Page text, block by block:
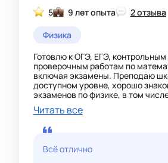
5 9 лет опыта
2 отзыва
Физика
Готовлю к ОГЭ, ЕГЭ,
проверочным работам по
включая экзамены. Преподаю
доступном уровне, хорошо
экзаменов по физике, в том
поступают на бюджет в вузы
в Москве и Санкт-Петербурге — и
уровень знаний, то, что он хочет
Читать все
Всё отлично